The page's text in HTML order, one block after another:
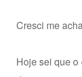
Cresci me
Hoje sei que